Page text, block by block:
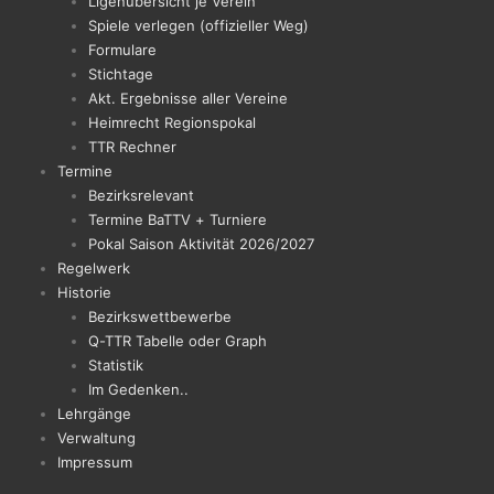
Spiele verlegen (offizieller Weg)
Formulare
Stichtage
Akt. Ergebnisse aller Vereine
Heimrecht Regionspokal
TTR Rechner
Termine
Bezirksrelevant
Termine BaTTV + Turniere
Pokal Saison Aktivität 2026/2027
Regelwerk
Historie
Bezirkswettbewerbe
Q-TTR Tabelle oder Graph
Statistik
Im Gedenken..
Lehrgänge
Verwaltung
Impressum